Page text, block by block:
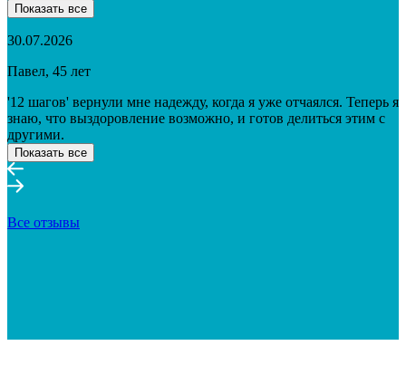
Показать все
30.07.2026
Павел, 45 лет
'12 шагов' вернули мне надежду, когда я уже отчаялся. Теперь я
знаю, что выздоровление возможно, и готов делиться этим с
другими.
Показать все
Все отзывы